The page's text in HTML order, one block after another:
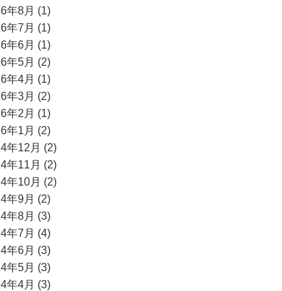
年8月 (1)
年7月 (1)
年6月 (1)
年5月 (2)
年4月 (1)
年3月 (2)
年2月 (1)
年1月 (2)
年12月 (2)
年11月 (2)
年10月 (2)
年9月 (2)
年8月 (3)
年7月 (4)
年6月 (3)
年5月 (3)
年4月 (3)